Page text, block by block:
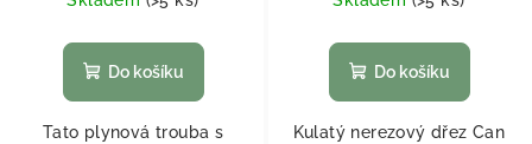
Do košíku
Tato plynová trouba s
Do košíku
Kulatý nerezový dřez Can